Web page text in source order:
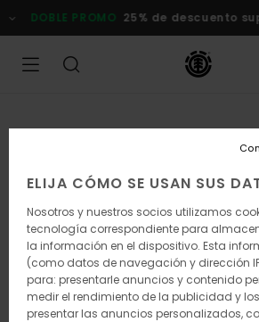
la
DOBLE PROMO 25% de descuento
ELIJA CÓMO SE USAN SUS
Nosotros y nuestros socios utilizamos
tecnología correspondiente para
la información en el dispositivo. Esta
(como datos de navegación y dirección
para: presentarle anuncios y contenido
medir el rendimiento de la publicidad y
presentar las anuncios personalizados,